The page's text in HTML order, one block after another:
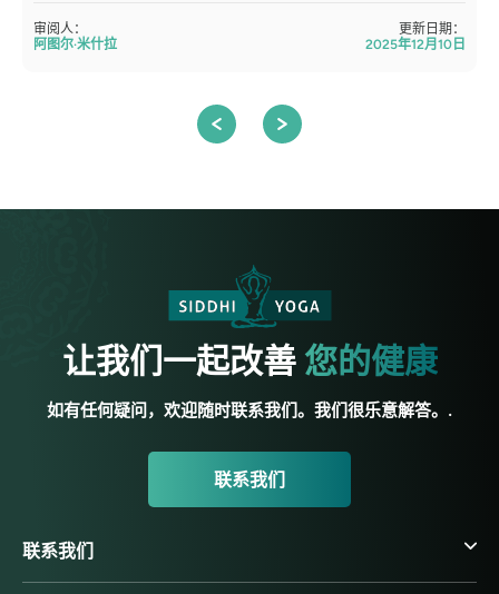
审阅人：
阿图尔·米什拉
更新日期：
2025年12月10日
让我们一起改善 您的健康
如有任何疑问，欢迎随时联系我们。我们很乐意解答。.
联系我们
联系我们